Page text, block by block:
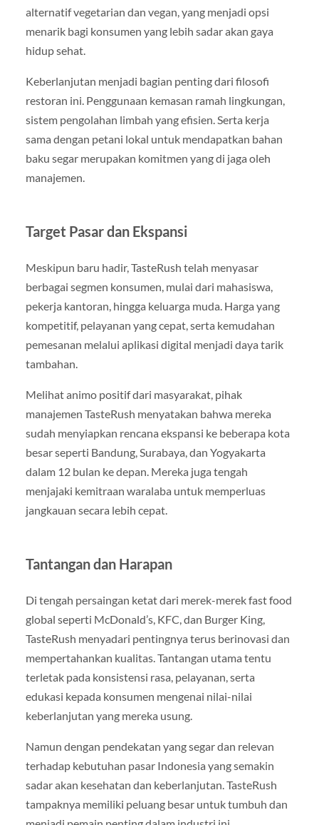
alternatif vegetarian dan vegan, yang menjadi opsi
menarik bagi konsumen yang lebih sadar akan gaya
hidup sehat.
Keberlanjutan menjadi bagian penting dari filosofi
restoran ini. Penggunaan kemasan ramah lingkungan,
sistem pengolahan limbah yang efisien. Serta kerja
sama dengan petani lokal untuk mendapatkan bahan
baku segar merupakan komitmen yang di jaga oleh
manajemen.
Target Pasar dan Ekspansi
Meskipun baru hadir, TasteRush telah menyasar
berbagai segmen konsumen, mulai dari mahasiswa,
pekerja kantoran, hingga keluarga muda. Harga yang
kompetitif, pelayanan yang cepat, serta kemudahan
pemesanan melalui aplikasi digital menjadi daya tarik
tambahan.
Melihat animo positif dari masyarakat, pihak
manajemen TasteRush menyatakan bahwa mereka
sudah menyiapkan rencana ekspansi ke beberapa kota
besar seperti Bandung, Surabaya, dan Yogyakarta
dalam 12 bulan ke depan. Mereka juga tengah
menjajaki kemitraan waralaba untuk memperluas
jangkauan secara lebih cepat.
Tantangan dan Harapan
Di tengah persaingan ketat dari merek-merek fast food
global seperti McDonald’s, KFC, dan Burger King,
TasteRush menyadari pentingnya terus berinovasi dan
mempertahankan kualitas. Tantangan utama tentu
terletak pada konsistensi rasa, pelayanan, serta
edukasi kepada konsumen mengenai nilai-nilai
keberlanjutan yang mereka usung.
Namun dengan pendekatan yang segar dan relevan
terhadap kebutuhan pasar Indonesia yang semakin
sadar akan kesehatan dan keberlanjutan. TasteRush
tampaknya memiliki peluang besar untuk tumbuh dan